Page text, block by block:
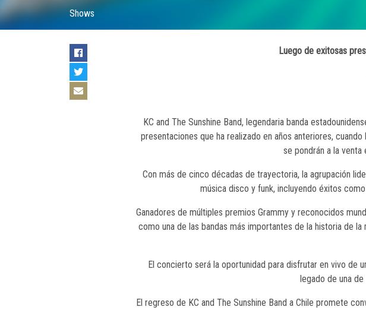
Shows
Luego de exitosas
KC and The Sunshine Band, legendaria banda
presentaciones que ha realizado en años anteriores,
se pondrán a la
Con más de cinco décadas de trayectoria, la agrupación
música disco y funk, incluyendo éxitos como
Ganadores de múltiples premios Grammy y reconocidos
como una de las bandas más importantes de la historia de
El concierto será la oportunidad para disfrutar en vivo de
legado de una
El regreso de KC and The Sunshine Band a Chile promete